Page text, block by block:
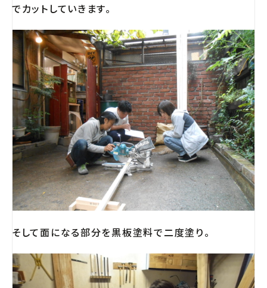
でカットしていきます。
そして面になる部分を黒板塗料で二度塗り。